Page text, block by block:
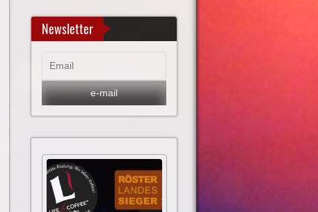
Newsletter